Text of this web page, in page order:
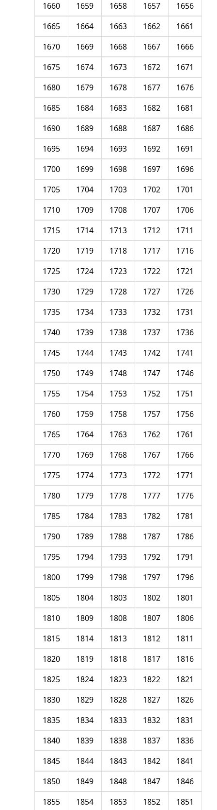
1656
1657
1658
1659
1660
1661
1662
1663
1664
1665
1666
1667
1668
1669
1670
1671
1672
1673
1674
1675
1676
1677
1678
1679
1680
1681
1682
1683
1684
1685
1686
1687
1688
1689
1690
1691
1692
1693
1694
1695
1696
1697
1698
1699
1700
1701
1702
1703
1704
1705
1706
1707
1708
1709
1710
1711
1712
1713
1714
1715
1716
1717
1718
1719
1720
1721
1722
1723
1724
1725
1726
1727
1728
1729
1730
1731
1732
1733
1734
1735
1736
1737
1738
1739
1740
1741
1742
1743
1744
1745
1746
1747
1748
1749
1750
1751
1752
1753
1754
1755
1756
1757
1758
1759
1760
1761
1762
1763
1764
1765
1766
1767
1768
1769
1770
1771
1772
1773
1774
1775
1776
1777
1778
1779
1780
1781
1782
1783
1784
1785
1786
1787
1788
1789
1790
1791
1792
1793
1794
1795
1796
1797
1798
1799
1800
1801
1802
1803
1804
1805
1806
1807
1808
1809
1810
1811
1812
1813
1814
1815
1816
1817
1818
1819
1820
1821
1822
1823
1824
1825
1826
1827
1828
1829
1830
1831
1832
1833
1834
1835
1836
1837
1838
1839
1840
1841
1842
1843
1844
1845
1846
1847
1848
1849
1850
1851
1852
1853
1854
1855